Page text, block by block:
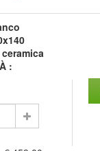
ceramica
: